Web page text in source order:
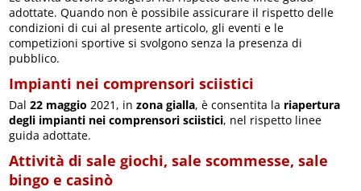
adottate. Quando non è possibile assicurare il rispetto delle
condizioni di cui al presente articolo, gli eventi e le
competizioni sportive si svolgono senza la presenza di
pubblico.
Impianti nei comprensori sciistici
Dal22 maggio 2021, inzona gialla, è consentita la riapertura
degli impianti nei comprensori sciistici, nel rispetto linee
guida adottate.
Attività di sale giochi, sale scommesse, sale
bingo e casinò